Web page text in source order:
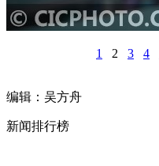
1 2 3 4
编辑：吴方舟
新闻排行榜